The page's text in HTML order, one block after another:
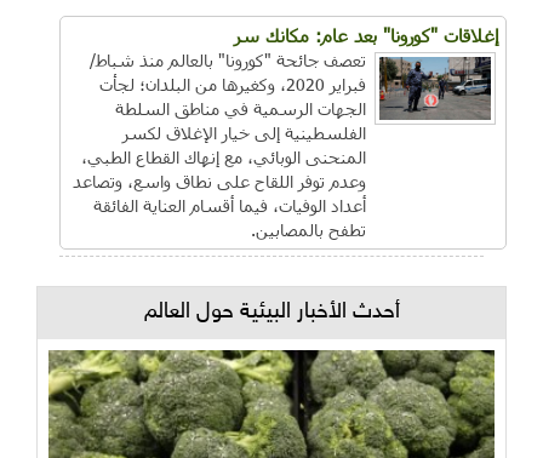
إغلاقات "كورونا" بعد عام: مكانك سر
تعصف جائحة "كورونا" بالعالم منذ شباط/
فبراير 2020، وكغيرها من البلدان؛ لجأت
الجهات الرسمية في مناطق السلطة
الفلسطينية إلى خيار الإغلاق لكسر
المنحنى الوبائي، مع إنهاك القطاع الطبي،
وعدم توفر اللقاح على نطاق واسع، وتصاعد
أعداد الوفيات، فيما أقسام العناية الفائقة
تطفح بالمصابين.
أحدث الأخبار البيئية حول العالم